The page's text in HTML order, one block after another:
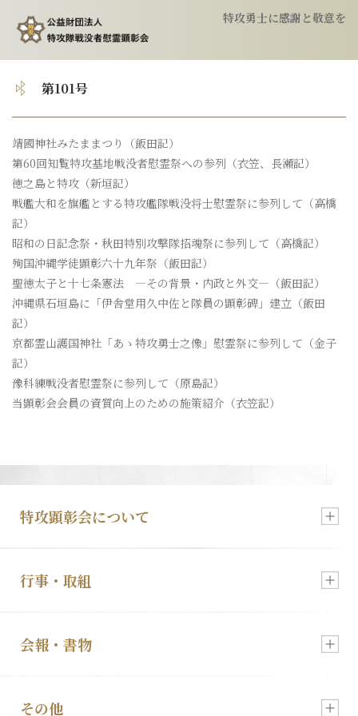
特攻勇士に感謝と敬意を
トップ
顕彰会について
特攻隊について
特攻像の奉納
入会・各種お申込
第101号
靖國神社みたままつり（飯田記）
第60回知覧特攻基地戦没者慰霊祭への参列（衣笠、長瀬記）
徳之島と特攻（新垣記）
戦艦大和を旗艦とする特攻艦隊戦没将士慰霊祭に参列して（高橋
記）
昭和の日記念祭・秋田特別攻撃隊招魂祭に参列して（高橋記）
殉国沖縄学徒顕彰六十九年祭（飯田記）
聖徳太子と十七条憲法 ―その背景・内政と外交―（飯田記）
沖縄県石垣島に「伊舎堂用久中佐と隊員の顕彰碑」建立（飯田
記）
京都霊山護国神社「あゝ特攻勇士之像」慰霊祭に参列して（金子
記）
豫科練戦没者慰霊祭に参列して（原島記）
当顕彰会会員の資質向上のための施策紹介（衣笠記）
特攻顕彰会について
新着情報
顕彰会について
行事・取組
慰霊祭のご案内
会報・書物
会報「特攻」
その他